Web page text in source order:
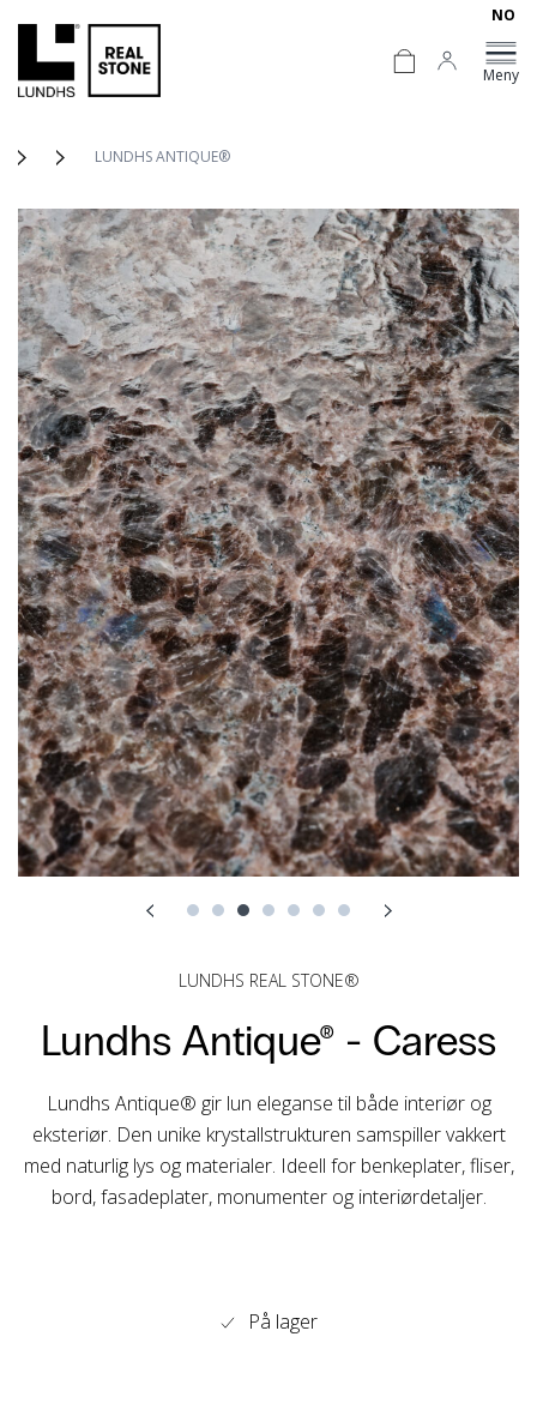
NO
Meny
LUNDHS ANTIQUE®
LUNDHS REAL STONE®
Lundhs Antique® - Caress
Lundhs Antique® gir lun eleganse til både interiør og
eksteriør. Den unike krystallstrukturen samspiller vakkert
med naturlig lys og materialer. Ideell for benkeplater, fliser,
bord, fasadeplater, monumenter og interiørdetaljer.
På lager